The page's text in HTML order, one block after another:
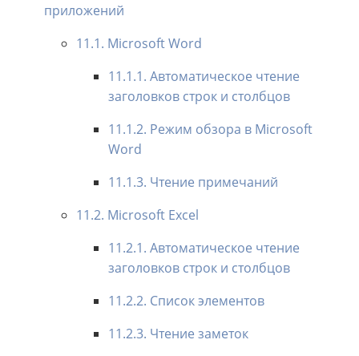
приложений
11.1. Microsoft Word
11.1.1. Автоматическое чтение
заголовков строк и столбцов
11.1.2. Режим обзора в Microsoft
Word
11.1.3. Чтение примечаний
11.2. Microsoft Excel
11.2.1. Автоматическое чтение
заголовков строк и столбцов
11.2.2. Список элементов
11.2.3. Чтение заметок